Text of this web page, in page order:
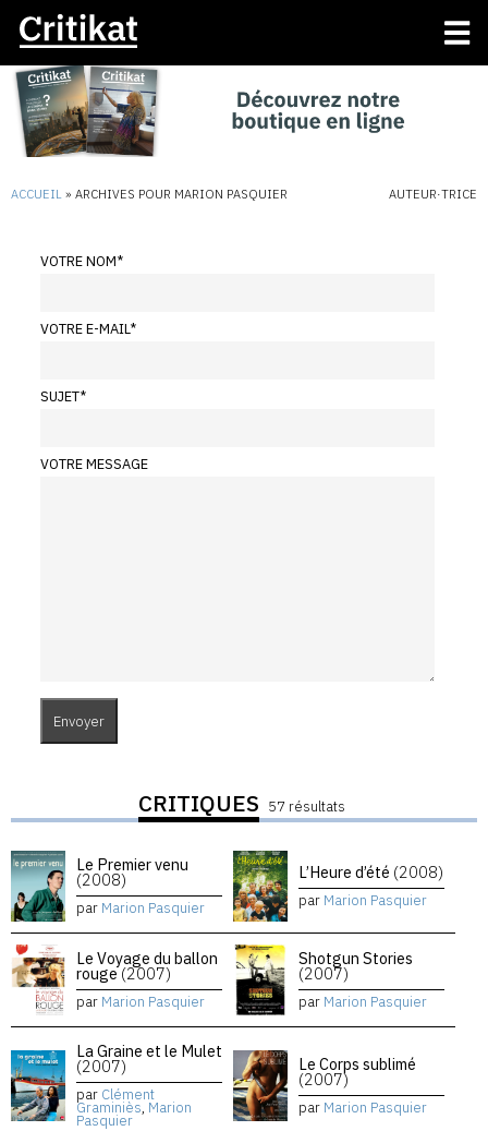
ACCUEIL » ARCHIVES POUR MARION PASQUIER AUTEUR·TRICE
VOTRE NOM*
VOTRE E-MAIL*
SUJET*
VOTRE MESSAGE
CRITIQUES 57 résultats
Le Premier venu
(2008)
par Marion Pasquier
L’Heure d’été (2008)
par Marion Pasquier
Le Voyage du ballon
rouge(2007)
par Marion Pasquier
Shotgun Stories
(2007)
par Marion Pasquier
La Graine et le Mulet
(2007)
par Clément
Graminiès, Marion
Pasquier
Le Corps sublimé
(2007)
par Marion Pasquier